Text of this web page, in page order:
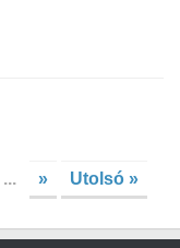
... » Utolsó »